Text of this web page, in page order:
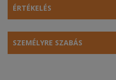
ÉRTÉKELÉS
SZEMÉLYRE SZABÁS